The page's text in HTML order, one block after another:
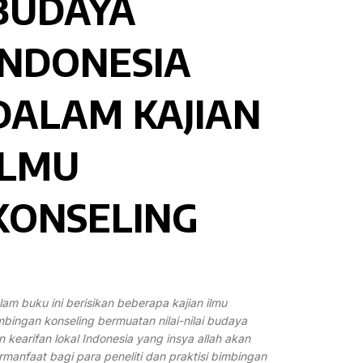
KAJIAN
buku ini berisikan beberapa kajian ilmu
konseling bermuatan nilai-nilai budaya
kearifan lokal Indonesia yang insya allah akan
bagi para peneliti dan praktisi bimbingan